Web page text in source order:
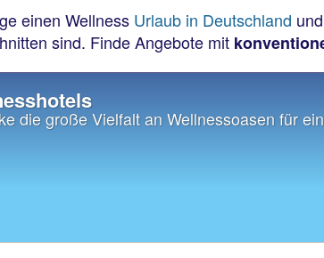
einen Wellness Urlaub in Deutschland
sind. Finde Angebote mit
die große Vielfalt an Wellnessoasen für